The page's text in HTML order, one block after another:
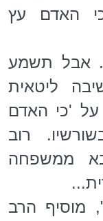
האדם עץ
אבל תשמע
ליטאית
'כי האדם
רוב
ממשפחה
מוסיף הרב